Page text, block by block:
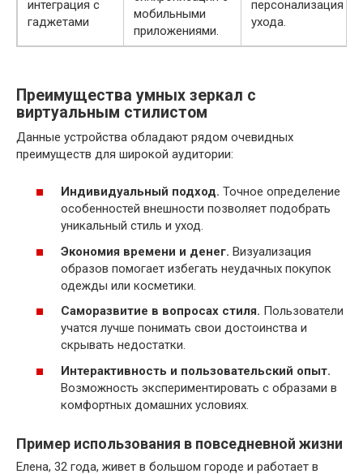
интеграция с
гаджетами
мобильными
приложениями.
персонализация
ухода.
Преимущества умных зеркал с
виртуальным стилистом
Данные устройства обладают рядом очевидных
преимуществ для широкой аудитории:
Индивидуальный подход. Точное определение
особенностей внешности позволяет подобрать
уникальный стиль и уход.
Экономия времени и денег. Визуализация
образов помогает избегать неудачных покупок
одежды или косметики.
Саморазвитие в вопросах стиля. Пользователи
учатся лучше понимать свои достоинства и
скрывать недостатки.
Интерактивность и пользовательский опыт.
Возможность экспериментировать с образами в
комфортных домашних условиях.
Пример использования в повседневной жизни
Елена, 32 года, живет в большом городе и работает в